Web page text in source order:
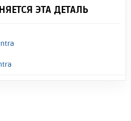
ЭТА ДЕТАЛЬ